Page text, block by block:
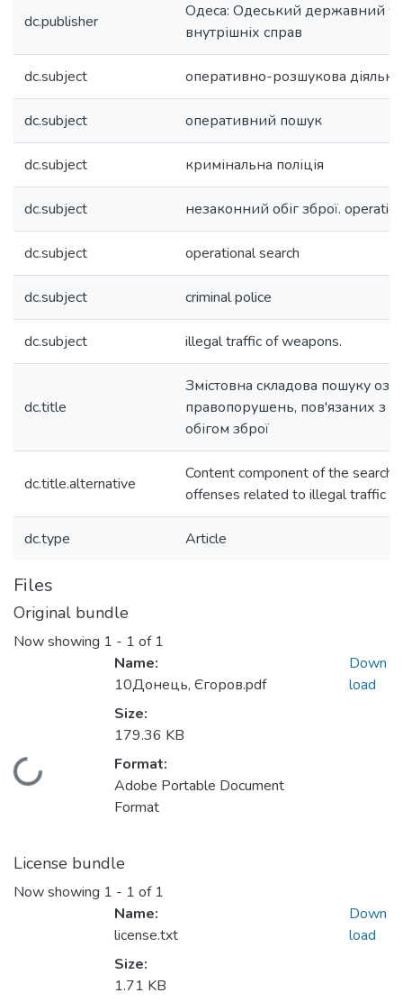
dc.publisher
Одеса: Одеський державний
внутрішніх справ
dc.subject оперативно-розшукова
dc.subject оперативний пошук
dc.subject кримінальна поліція
dc.subject незаконний обіг зброї.
dc.subject operational search
dc.subject criminal police
dc.subject illegal traffic of weapons.
dc.title
Змістовна складова пошуку
правопорушень, пов'язаних з
обігом зброї
dc.title.alternative
Content component of the search
offenses related to illegal traffic
dc.type Article
Files
Original bundle
Now showing 1 - 1 of 1
Loading...
Name:
10Донець, Єгоров.pdf
Size:
179.36 KB
Format:
Adobe Portable Document
Format
Down
load
License bundle
Now showing 1 - 1 of 1
Name:
license.txt
Size:
1.71 KB
Down
load